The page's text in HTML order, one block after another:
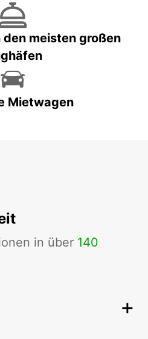
meisten großen
Mietwagen
in über 140